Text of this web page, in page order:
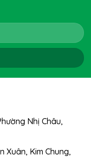
Nhị Châu,
Xuân, Kim Chung,